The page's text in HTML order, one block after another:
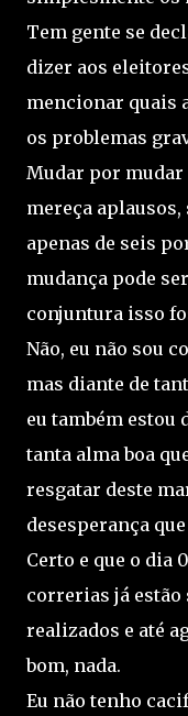
Tem gente se
dizer aos
mencionar quais
os problemas
Mudar por mudar
mereça aplausos,
apenas de seis
mudança pode
conjuntura isso
Não, eu não sou
mas diante de
eu também estou
tanta alma boa
resgatar deste
desesperança
Certo e que o dia
correrias já estão
realizados e até
bom, nada.
Eu não tenho